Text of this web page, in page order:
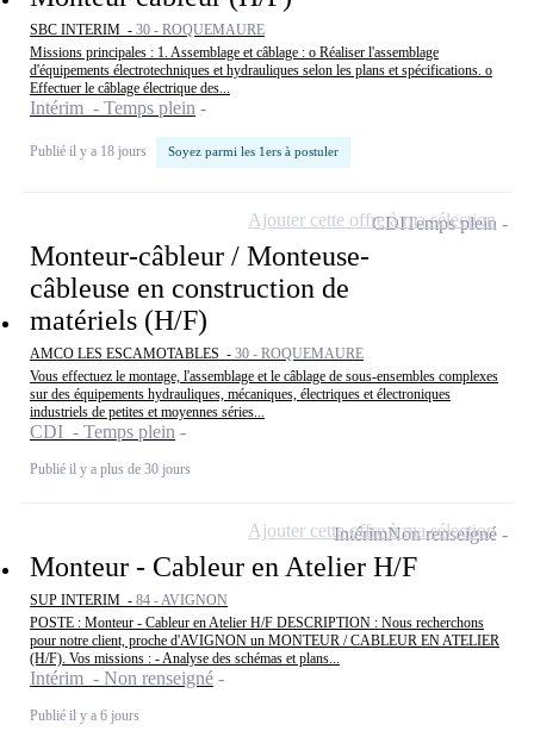
SBC INTERIM - 30 - ROQUEMAURE
Missions principales : 1. Assemblage et câblage : o Réaliser l'assemblage
d'équipements électrotechniques et hydrauliques selon les plans et spécifications. o
Effectuer le câblage électrique des...
Intérim - Temps plein
Publié il y a 18 jours Soyez parmi les 1ers à postuler
Monteur-câbleur / Monteuse-
câbleuse en construction de
matériels (H/F)
AMCO LES ESCAMOTABLES - 30 - ROQUEMAURE
Vous effectuez le montage, l'assemblage et le câblage de sous-ensembles complexes
sur des équipements hydrauliques, mécaniques, électriques et électroniques
industriels de petites et moyennes séries...
CDI - Temps plein
Publié il y a plus de 30 jours
CDITemps plein
Ajouter cette offre à ma sélection
Monteur - Cableur en Atelier H/F
SUP INTERIM - 84 - AVIGNON
POSTE : Monteur - Cableur en Atelier H/F DESCRIPTION : Nous recherchons
pour notre client, proche d'AVIGNON un MONTEUR / CABLEUR EN ATELIER
(H/F). Vos missions : - Analyse des schémas et plans...
Intérim - Non renseigné
Publié il y a 6 jours
IntérimNon renseigné
Ajouter cette offre à ma sélection